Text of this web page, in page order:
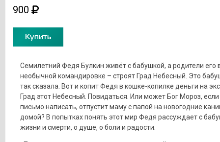
900
Купить
Семилетний Федя Булкин живёт с бабушкой, а родители его
необычной командировке – строят Град Небесный. Это
так сказала. Вот и копит Федя в кошке-копилке деньги на
Град этот Небесный. Повидаться. Или может Бог Мороз,
письмо написать, отпустит маму с папой на новогодние
домой? В попытках понять этот мир Федя рассуждает с
жизни и смерти, о душе, о боли и радости.